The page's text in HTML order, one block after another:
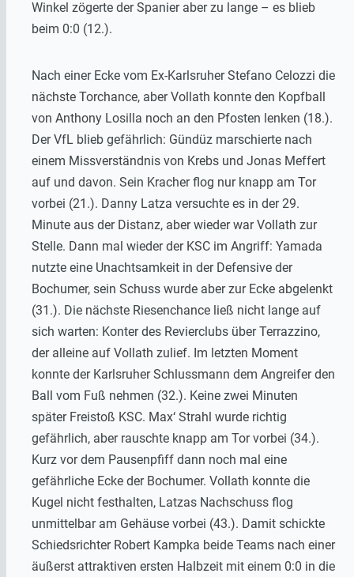
Winkel zögerte der Spanier aber zu lange – es blieb
beim 0:0 (12.).
Nach einer Ecke vom Ex-Karlsruher Stefano Celozzi die
nächste Torchance, aber Vollath konnte den Kopfball
von Anthony Losilla noch an den Pfosten lenken (18.).
Der VfL blieb gefährlich: Gündüz marschierte nach
einem Missverständnis von Krebs und Jonas Meffert
auf und davon. Sein Kracher flog nur knapp am Tor
vorbei (21.). Danny Latza versuchte es in der 29.
Minute aus der Distanz, aber wieder war Vollath zur
Stelle. Dann mal wieder der KSC im Angriff: Yamada
nutzte eine Unachtsamkeit in der Defensive der
Bochumer, sein Schuss wurde aber zur Ecke abgelenkt
(31.). Die nächste Riesenchance ließ nicht lange auf
sich warten: Konter des Revierclubs über Terrazzino,
der alleine auf Vollath zulief. Im letzten Moment
konnte der Karlsruher Schlussmann dem Angreifer den
Ball vom Fuß nehmen (32.). Keine zwei Minuten
später Freistoß KSC. Max‘ Strahl wurde richtig
gefährlich, aber rauschte knapp am Tor vorbei (34.).
Kurz vor dem Pausenpfiff dann noch mal eine
gefährliche Ecke der Bochumer. Vollath konnte die
Kugel nicht festhalten, Latzas Nachschuss flog
unmittelbar am Gehäuse vorbei (43.). Damit schickte
Schiedsrichter Robert Kampka beide Teams nach einer
äußerst attraktiven ersten Halbzeit mit einem 0:0 in die